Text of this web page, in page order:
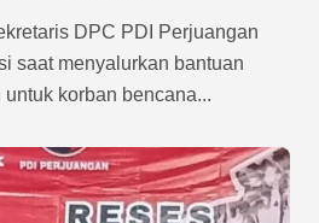
saat menyalurkan bantuan
untuk korban bencana...